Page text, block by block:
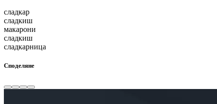
сладкар
сладкиш
макарони
сладкиш
сладкарница
Споделяне